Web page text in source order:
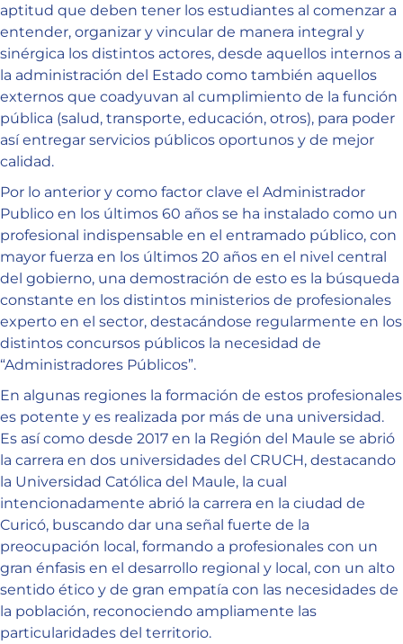
aptitud que deben tener los estudiantes al comenzar a
entender, organizar y vincular de manera integral y
sinérgica los distintos actores, desde aquellos internos a
la administración del Estado como también aquellos
externos que coadyuvan al cumplimiento de la función
pública (salud, transporte, educación, otros), para poder
así entregar servicios públicos oportunos y de mejor
calidad.
Por lo anterior y como factor clave el Administrador
Publico en los últimos 60 años se ha instalado como un
profesional indispensable en el entramado público, con
mayor fuerza en los últimos 20 años en el nivel central
del gobierno, una demostración de esto es la búsqueda
constante en los distintos ministerios de profesionales
experto en el sector, destacándose regularmente en los
distintos concursos públicos la necesidad de
“Administradores Públicos”.
En algunas regiones la formación de estos profesionales
es potente y es realizada por más de una universidad.
Es así como desde 2017 en la Región del Maule se abrió
la carrera en dos universidades del CRUCH, destacando
la Universidad Católica del Maule, la cual
intencionadamente abrió la carrera en la ciudad de
Curicó, buscando dar una señal fuerte de la
preocupación local, formando a profesionales con un
gran énfasis en el desarrollo regional y local, con un alto
sentido ético y de gran empatía con las necesidades de
la población, reconociendo ampliamente las
particularidades del territorio.